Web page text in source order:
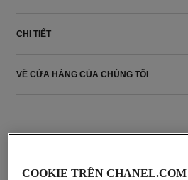
CHI TIẾT
VỀ CỬA HÀNG CỦA CHÚNG TÔI
COOKIE TRÊN CHANEL.COM